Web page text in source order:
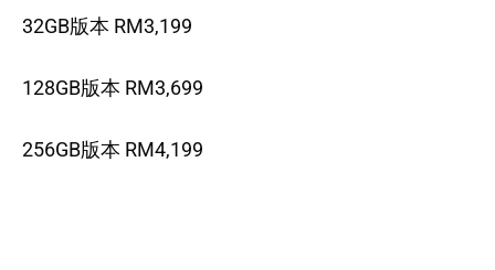
32GB版本 RM3,199
128GB版本 RM3,699
256GB版本 RM4,199